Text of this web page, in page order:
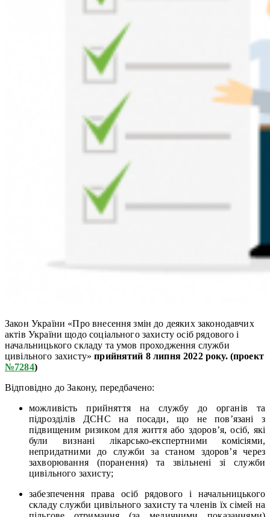
Закон України «Про внесення змін до деяких законодавчих
актів України щодо соціального захисту осіб рядового і
начальницького складу та умов проходження служби
цивільного захисту» прийнятий 8 липня 2022 року. (проект
№7284)
Відповідно до Закону, передбачено:
можливість прийняття на службу до органів та
підрозділів ДСНС на посади, що не пов’язані з
підвищеним ризиком для життя або здоров’я, осіб, які
були визнані лікарсько-експертними комісіями,
непридатними до служби за станом здоров’я через
захворювання (поранення) та звільнені зі служби
цивільного захисту;
забезпечення права осіб рядового і начальницького
складу служби цивільного захисту та членів їх сімей на